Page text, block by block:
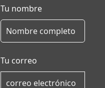
Tu nombre
Tu correo